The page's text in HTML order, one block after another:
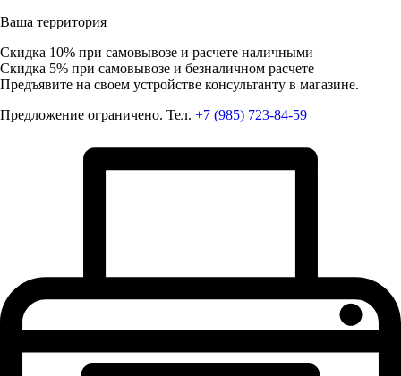
Ваша территория
Скидка 10% при самовывозе и расчете наличными
Скидка 5% при самовывозе и безналичном расчете
Предъявите на своем устройстве консультанту в магазине.
Предложение ограничено. Тел. +7 (985) 723-84-59